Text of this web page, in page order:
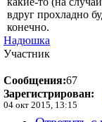
вдруг прохладно
конечно.
Надюшка
Участник
Сообщения:67
Зарегистрирован:
04 окт 2015, 13:15